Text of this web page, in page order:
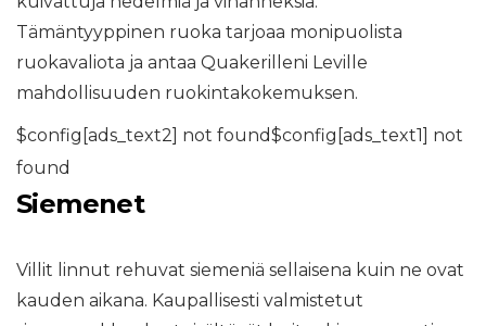
Tämäntyyppinen ruoka tarjoaa monipuolista
ruokavaliota ja antaa Quakerilleni Leville
mahdollisuuden ruokintakokemuksen.
$config[ads_text2] not found$config[ads_text1] not
found
Siemenet
Villit linnut rehuvat siemeniä sellaisena kuin ne ovat
kauden aikana. Kaupallisesti valmistetut